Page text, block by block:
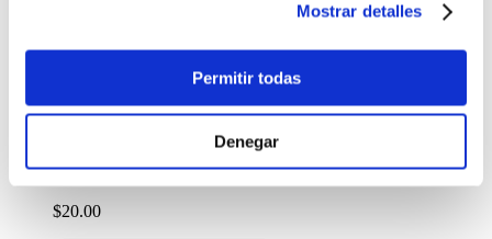
Mostrar detalles
Permitir todas
Denegar
Gorra Totto Competencia
$20.00